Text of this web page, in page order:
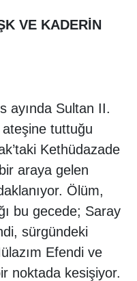
VE KADERİN
ayında Sultan II.
ateşine tuttuğu
Kethüdazade
araya gelen
Ölüm,
bu gecede; Saray
sürgündeki
Efendi ve
noktada kesişiyor.